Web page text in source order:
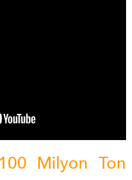
Milyon Ton